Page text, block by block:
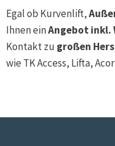
Egal ob Kurvenlift,
Ihnen einAngebot inkl.
Kontakt zu großen
wie TK Access, Lifta,